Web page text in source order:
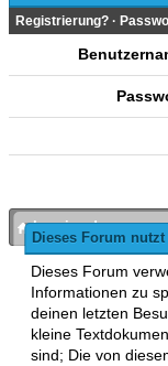
Dieses Forum
Dieses Forum
Informationen zu
deinen letzten
kleine
sind; Die von
Registrierung? ·
bronies.de
This